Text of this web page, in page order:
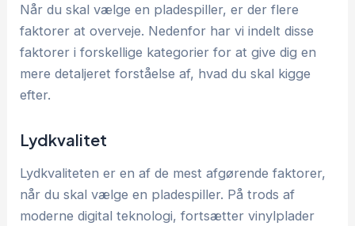
Når du skal vælge en pladespiller, er der flere
faktorer at overveje. Nedenfor har vi indelt disse
faktorer i forskellige kategorier for at give dig en
mere detaljeret forståelse af, hvad du skal kigge
efter.
Lydkvalitet
Lydkvaliteten er en af de mest afgørende faktorer,
når du skal vælge en pladespiller. På trods af
moderne digital teknologi, fortsætter vinylplader